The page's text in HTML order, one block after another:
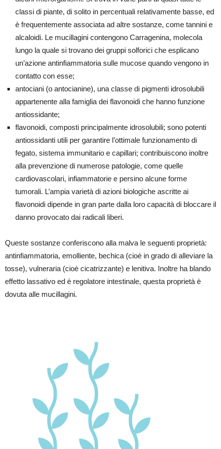
classi di piante, di solito in percentuali relativamente basse, ed
è frequentemente associata ad altre sostanze, come tannini e
alcaloidi. Le mucillagini contengono Carragenina, molecola
lungo la quale si trovano dei gruppi solforici che esplicano
un’azione antinfiammatoria sulle mucose quando vengono in
contatto con esse;
antociani (o antocianine), una classe di pigmenti idrosolubili
appartenente alla famiglia dei flavonoidi che hanno funzione
antiossidante;
flavonoidi, composti principalmente idrosolubili; sono potenti
antiossidanti utili per garantire l’ottimale funzionamento di
fegato, sistema immunitario e capillari; contribuiscono inoltre
alla prevenzione di numerose patologie, come quelle
cardiovascolari, infiammatorie e persino alcune forme
tumorali. L’ampia varietà di azioni biologiche ascritte ai
flavonoidi dipende in gran parte dalla loro capacità di bloccare il
danno provocato dai radicali liberi.
Queste sostanze conferiscono alla malva le seguenti proprietà:
antinfiammatoria, emolliente, bechica (cioè in grado di alleviare la
tosse), vulneraria (cioè cicatrizzante) e lenitiva. Inoltre ha blando
effetto lassativo ed è regolatore intestinale, questa proprietà è
dovuta alle mucillagini.